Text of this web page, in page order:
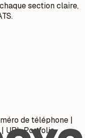
section claire,
de téléphone |
URL Portfolio